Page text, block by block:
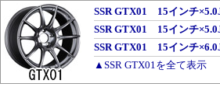
SSR GTX01 15インチ
SSR GTX01 15インチ
SSR GTX01 15インチ
▲SSR GTX01を全て表示